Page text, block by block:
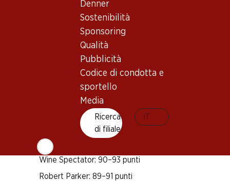
Denner
Sostenibilità
Sponsoring
Qualità
Pubblicità
Codice di condotta e
sportello
Media
Ricerca
di filiale
Buono a sapersi
Vino rosso_old
Maturità di beva
Riconoscimenti
Wine Spectator: 90–93 punti
Robert Parker: 89–91 punti